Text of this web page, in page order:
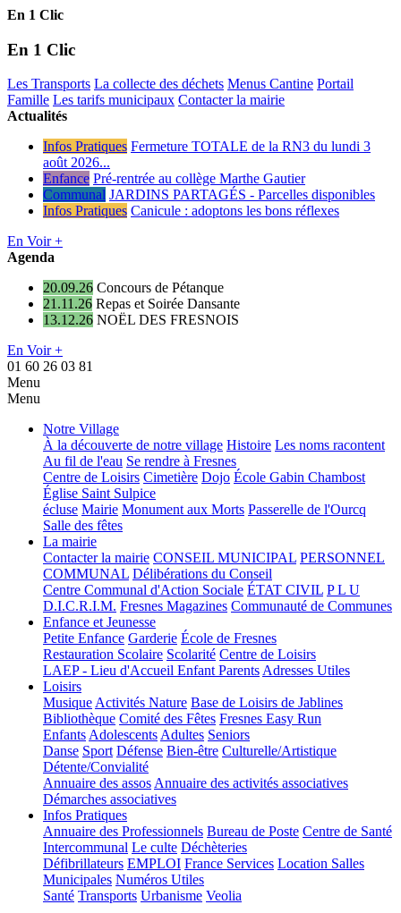
En 1 Clic
En 1 Clic
Les Transports La collecte des déchets Menus Cantine Portail
Famille Les tarifs municipaux Contacter la mairie
Actualités
Infos Pratiques Fermeture TOTALE de la RN3 du lundi 3
août 2026...
Enfance Pré-rentrée au collège Marthe Gautier
Communal JARDINS PARTAGÉS - Parcelles disponibles
Infos Pratiques Canicule : adoptons les bons réflexes
En Voir +
Agenda
20.09.26 Concours de Pétanque
21.11.26 Repas et Soirée Dansante
13.12.26 NOËL DES FRESNOIS
En Voir +
01 60 26 03 81
Menu
Menu
Notre Village
À la découverte de notre village Histoire Les noms racontent
Au fil de l'eau Se rendre à Fresnes
Centre de Loisirs Cimetière Dojo École Gabin Chambost
Église Saint Sulpice
écluse Mairie Monument aux Morts Passerelle de l'Ourcq
Salle des fêtes
La mairie
Contacter la mairie CONSEIL MUNICIPAL PERSONNEL
COMMUNAL Délibérations du Conseil
Centre Communal d'Action Sociale ÉTAT CIVIL P L U
D.I.C.R.I.M. Fresnes Magazines Communauté de Communes
Enfance et Jeunesse
Petite Enfance Garderie École de Fresnes
Restauration Scolaire Scolarité Centre de Loisirs
LAEP - Lieu d'Accueil Enfant ParentsAdresses Utiles
Loisirs
MusiqueActivités Nature Base de Loisirs de Jablines
Bibliothèque Comité des Fêtes Fresnes Easy Run
EnfantsAdolescentsAdultes Seniors
Danse Sport Défense Bien-être Culturelle/Artistique
Détente/Convialité
Annuaire des assosAnnuaire des activités associatives
Démarches associatives
Infos Pratiques
Annuaire des Professionnels Bureau de Poste Centre de Santé
Intercommunal Le culte Déchèteries
Défibrillateurs EMPLOI France Services Location Salles
Municipales Numéros Utiles
Santé Transports Urbanisme Veolia